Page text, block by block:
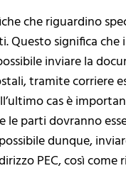
che riguardino
Questo significa
inviare la
tramite corriere
cas è
le parti dovranno
dunque,
PEC, così